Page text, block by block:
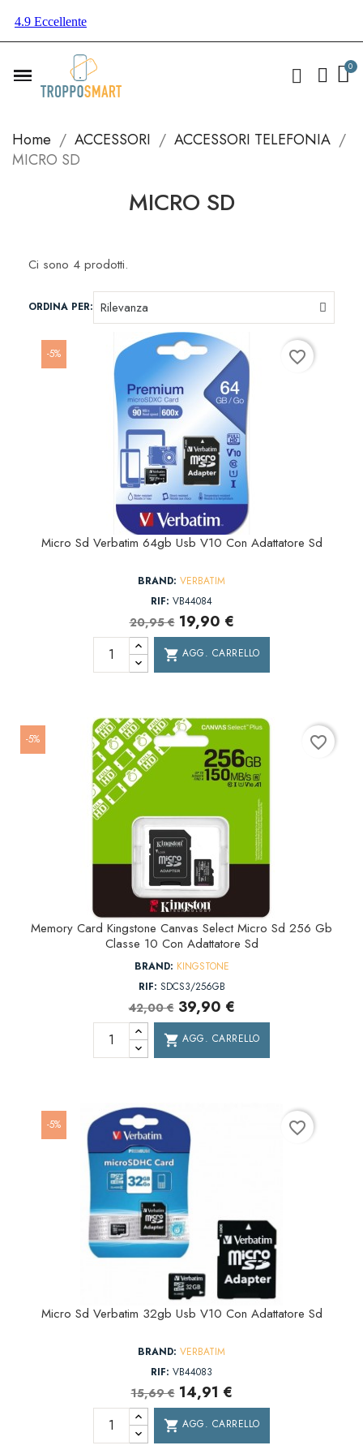
Home ACCESSORI
ACCESSORI TELEFONIA
MICRO SD
MICRO SD
Ci sono 4 prodotti.
ORDINA PER:
-5%
Micro Sd Verbatim 64gb Usb V10 Con Adattatore Sd
BRAND: VERBATIM
RIF: VB44084
20,95 € 19,90 €
shopping_cart AGG. CARRELLO
favorite_border
-5%
Memory Card Kingstone Canvas Select Micro Sd 256 Gb
Classe 10 Con Adattatore Sd
BRAND: KINGSTONE
RIF: SDCS3/256GB
42,00 € 39,90 €
shopping_cart AGG. CARRELLO
favorite_border
-5%
Micro Sd Verbatim 32gb Usb V10 Con Adattatore Sd
BRAND: VERBATIM
RIF: VB44083
15,69 € 14,91 €
shopping_cart AGG. CARRELLO
favorite_border